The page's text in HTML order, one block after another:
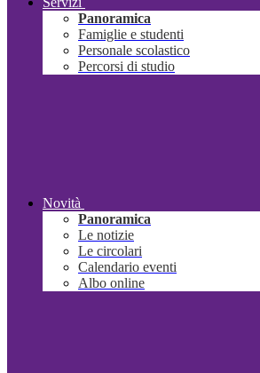
Panoramica
Famiglie e studenti
Personale scolastico
Percorsi di studio
Novità
Panoramica
Le notizie
Le circolari
Calendario eventi
Albo online